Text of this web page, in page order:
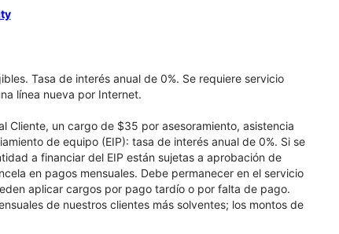
Tasa de interés anual de 0%. Se requiere servicio
línea nueva por Internet.
Cliente, un cargo de $35 por asesoramiento, asistencia
de equipo (EIP): tasa de interés anual de 0%. Si se
a financiar del EIP están sujetas a aprobación de
en pagos mensuales. Debe permanecer en el servicio
aplicar cargos por pago tardío o por falta de pago.
de nuestros clientes más solventes; los montos de